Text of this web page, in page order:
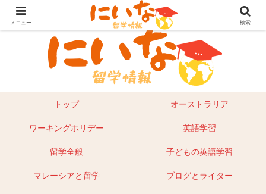
目指せ！英語留学｜オーストラリア留学やマレーシアもあり
トップ オーストラリア
ワーキングホリデー 英語学習
留学全般 子どもの英語学習
マレーシアと留学 ブログとライター
メニュー 検索